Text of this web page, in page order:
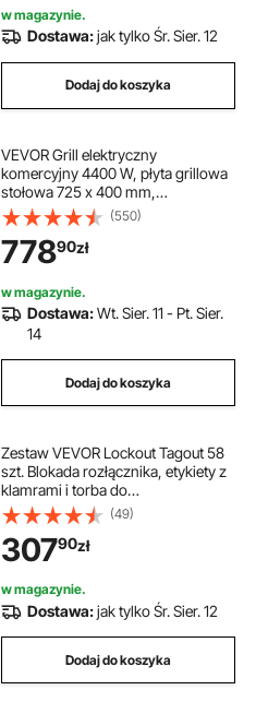
w magazynie.
Dostawa:jak tylko Śr. Sier. 12
Dodaj do koszyka
VEVOR Grill elektryczny
komercyjny 4400 W, płyta grillowa
stołowa 725 x 400 mm,
powierzchnia grillowania 50–300
°C, grill elektryczny, połowa
żebrowana, połowa gładka, z 2
szpatułkami i 2 szczotkami, do
steków i naleśników
(550)
77890zł
w magazynie.
Dostawa:Wt. Sier. 11 - Pt. Sier.
14
Dodaj do koszyka
Zestaw VEVOR Lockout Tagout 58
szt. Blokada rozłącznika, etykiety z
klamrami i torba do
przechowywania kłódek
zabezpieczających na produkty
zabezpieczające i etykiety oraz
sprzęt elektryczny.
(49)
30790zł
w magazynie.
Dostawa:jak tylko Śr. Sier. 12
Dodaj do koszyka